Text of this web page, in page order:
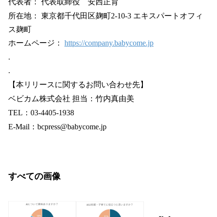
代表者： 代表取締役 安西正育
所在地： 東京都千代田区麹町2-10-3 エキスパートオフィ
ス麹町
ホームページ： https://company.babycome.jp
.
.
【本リリースに関するお問い合わせ先】
ベビカム株式会社 担当：竹内真由美
TEL：03-4405-1938
E-Mail：bcpress@babycome.jp
すべての画像